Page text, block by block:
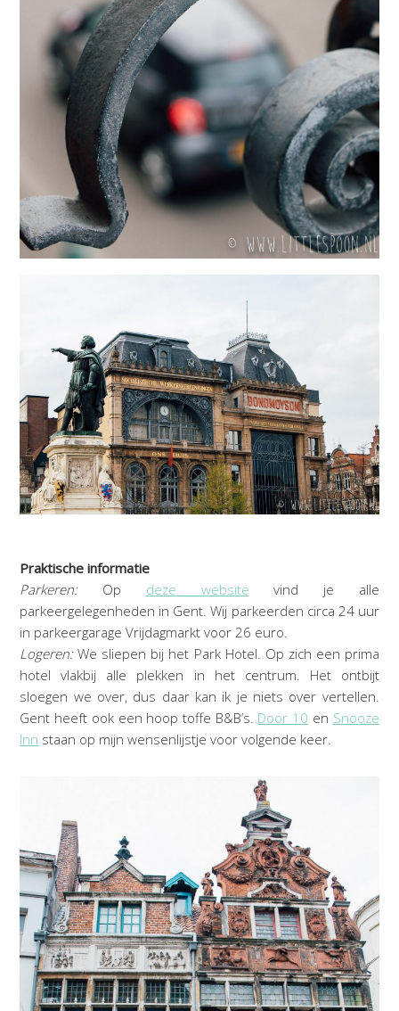
Praktische informatie
Parkeren:Op deze website vind je alle
parkeergelegenheden in Gent. Wij parkeerden circa 24 uur
in parkeergarage Vrijdagmarkt voor 26 euro.
Logeren:We sliepen bij het Park Hotel. Op zich een prima
hotel vlakbij alle plekken in het centrum. Het ontbijt
sloegen we over, dus daar kan ik je niets over vertellen.
Gent heeft ook een hoop toffe B&B’s. Door 10 en Snooze
Inn staan op mijn wensenlijstje voor volgende keer.